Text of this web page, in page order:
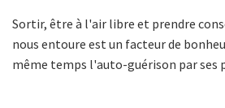
Sortir, être à l'air libre et prendre
nous entoure est un facteur de
même temps l'auto-guérison par ses